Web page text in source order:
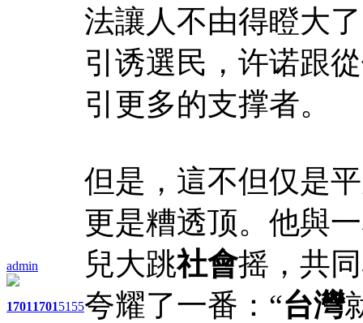
admin
170117015155
法讓人不由得瞪大
引诱選民，许诺跟
引更多的支撑者。
但是，這不但仅是
更是糟透顶。他與
兒大跳社會摇，共
夸耀了一番：“台灣